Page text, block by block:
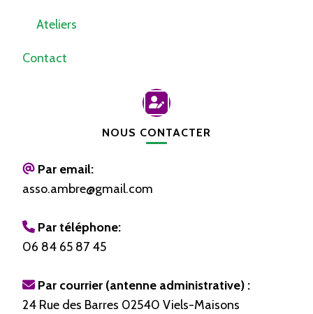
Ateliers
Contact
NOUS CONTACTER
Par email:
asso.ambre@gmail.com
Par téléphone:
06 84 65 87 45
Par courrier (antenne administrative) :
24 Rue des Barres 02540 Viels-Maisons